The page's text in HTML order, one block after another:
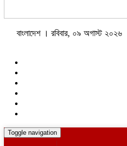
বাংলাদেশ । রবিবার, ০৯ অগাস্ট
Toggle navigation